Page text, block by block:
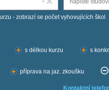
- zobrazí se počet vyhovujících škol
s délkou kurzu s
příprava na jaz. zkoušku
Kontaktní